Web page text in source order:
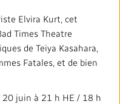
Elvira Kurt, cet
Times Theatre
de Teiya Kasahara,
Fatales, et de bien
20 juin à 21 h HE / 18 h